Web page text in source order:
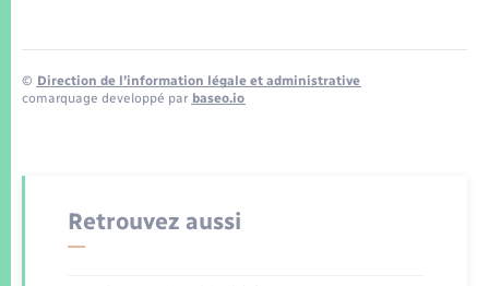
© Direction de l’information légale et administrative
comarquage developpé par baseo.io
Retrouvez aussi